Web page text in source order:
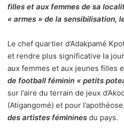
filles et aux femmes de sa
« armes » de la sensibilisation,
Le chef quartier d’Adakpamé
et rendre plus significative la
aux femmes et aux jeunes filles
de football féminin « petits
sur l’aire du terrain de jeux
(Atigangomé) et pour
des artistes féminines du pays.